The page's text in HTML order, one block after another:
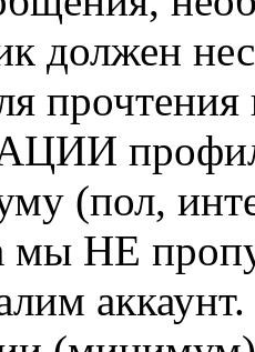
должен
профиль
(пол,
НЕ